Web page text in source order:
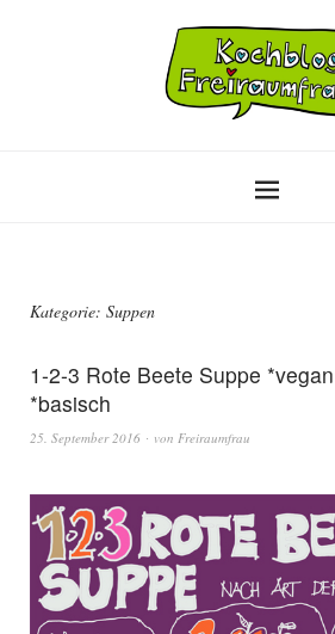
Kategorie: Suppen
1-2-3 Rote Beete Suppe
*basisch
25. September 2016 von Freiraumfrau